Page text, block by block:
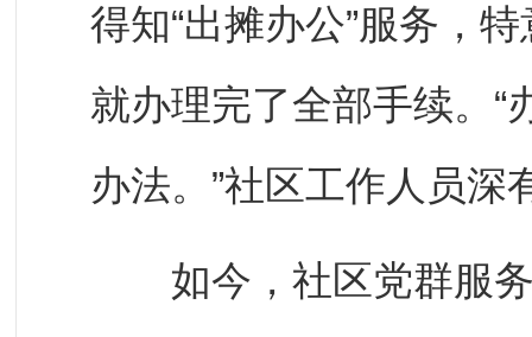
得知“出摊办公”服务，
就办理完了全部手续。“
办法。”社区工作人员深
如今，社区党群服务